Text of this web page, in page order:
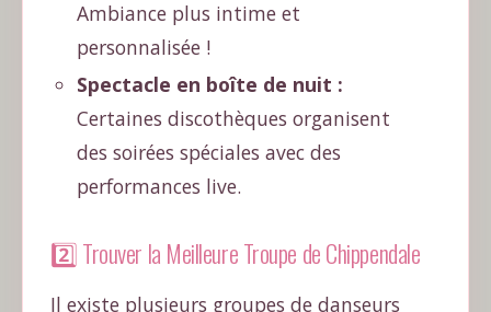
Ambiance plus intime et
personnalisée !
Spectacle en boîte de nuit :
Certaines discothèques organisent
des soirées spéciales avec des
performances live.
2️⃣ Trouver la Meilleure Troupe de Chippendale
Il existe plusieurs groupes de danseurs